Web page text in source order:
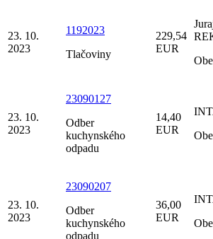
23. 10.
2023
1192023
Tlačoviny
229,54
EUR
23. 10.
2023
23090127
Odber
kuchynského
odpadu
14,40
EUR
23. 10.
2023
23090207
Odber
kuchynského
odpadu
36,00
EUR